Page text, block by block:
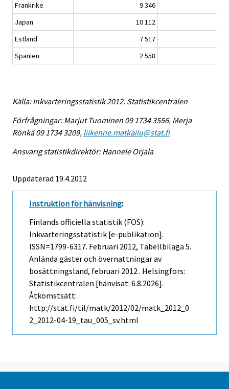
Frankrike
9 346
Japan
10 112
Estland
7 517
Spanien
2 558
Källa: Inkvarteringsstatistik 2012. Statistikcentralen
Förfrågningar: Marjut Tuominen 09 1734 3556, Merja
Rönkä 09 1734 3209, liikenne.matkailu@stat.fi
Ansvarig statistikdirektör: Hannele Orjala
Uppdaterad 19.4.2012
Instruktion för hänvisning:
Finlands officiella statistik (FOS):
Inkvarteringsstatistik [e-publikation].
ISSN=1799-6317. Februari 2012, Tabellbilaga 5.
Anlända gäster och övernattningar av
bosättningsland, februari 2012 . Helsingfors:
Statistikcentralen [hänvisat: 6.8.2026].
Åtkomstsätt:
http://stat.fi/til/matk/2012/02/matk_2012_0
2_2012-04-19_tau_005_sv.html